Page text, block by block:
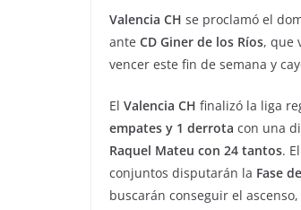
Valencia CH se proclamó el
ante CD Giner de los Ríos, que
vencer este fin de semana y
El Valencia CH finalizó la liga
empates y 1 derrota con una
Raquel Mateu con 24 tantos.
conjuntos disputarán la Fase
buscarán conseguir el